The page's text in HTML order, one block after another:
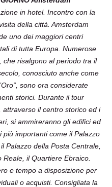
in hotel. Incontro con la
della città. Amsterdam
uno dei maggiori centri
di tutta Europa. Numerose
che risalgono al periodo tra il
conosciuto anche come
sono ora considerate
storici. Durante il tour
attraverso il centro storico ed i
si ammireranno gli edifici ed
più importanti come il Palazzo
Palazzo della Posta Centrale,
Reale, il Quartiere Ebraico.
e tempo a disposizione per
o acquisti. Consigliata la